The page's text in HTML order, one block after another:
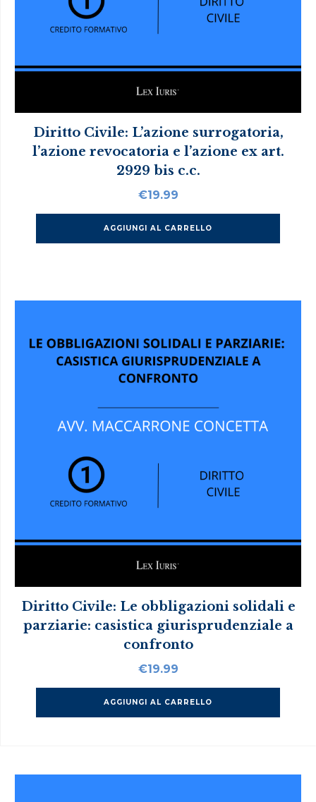
Diritto Civile: L’azione surrogatoria,
l’azione revocatoria e l’azione ex art.
2929 bis c.c.
€19.99
AGGIUNGI AL CARRELLO
Diritto Civile: Le obbligazioni solidali e
parziarie: casistica giurisprudenziale a
confronto
€19.99
AGGIUNGI AL CARRELLO